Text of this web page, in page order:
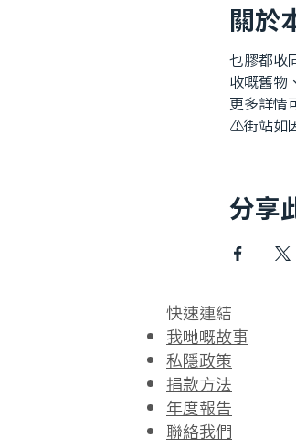
關於
乜膠都收
收嘅舊物
更多詳情
⚠️街站如
分享
快速連結​
我哋嘅故事
私隱政策
捐款方法
年度報告
聯絡我們